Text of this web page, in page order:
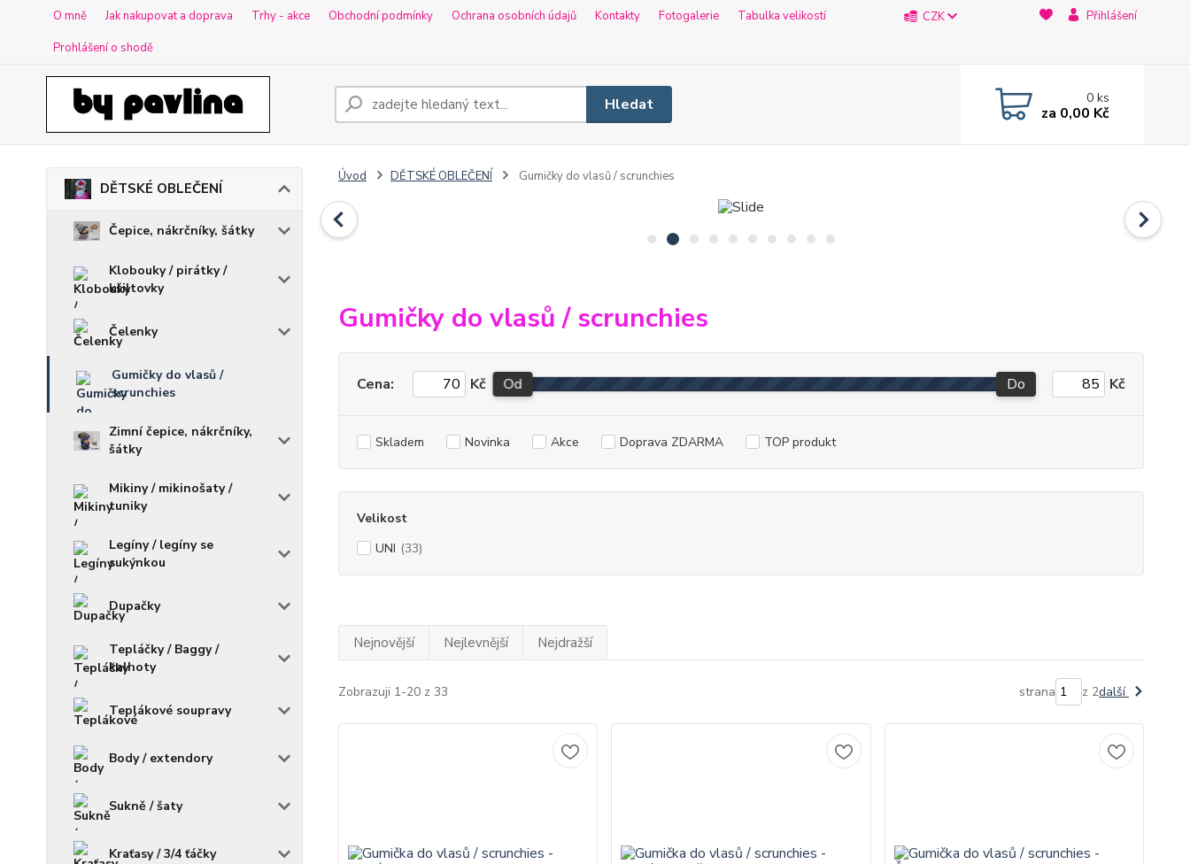
O mně Jak nakupovat a doprava Trhy - akce Obchodní podmínky Ochrana osobních údajů Kontakty Fotogalerie
Tabulka velikostí
Prohlášení o shodě
CZK Přihlášení
Hledat 0ks
za 0,00 Kč
DĚTSKÉ OBLEČENÍ
Čepice, nákrčníky, šátky
Klobouky / pirátky /
kšiltovky
Čelenky
Gumičky do vlasů /
scrunchies
Zimní čepice, nákrčníky,
šátky
Mikiny / mikinošaty /
tuniky
Legíny / legíny se
sukýnkou
Dupačky
Tepláčky / Baggy /
kalhoty
Teplákové soupravy
Body / extendory
Sukně / šaty
Kraťasy / 3/4 ťáčky
Úvod DĚTSKÉ OBLEČENÍ Gumičky do vlasů / scrunchies
Gumičky do vlasů / scrunchies
Cena: Kč Od Do Kč
Skladem Novinka Akce Doprava ZDARMA TOP produkt
Velikost
UNI (33)
Nejnovější Nejlevnější Nejdražší
Zobrazuji 1-20 z 33 strana z 2další